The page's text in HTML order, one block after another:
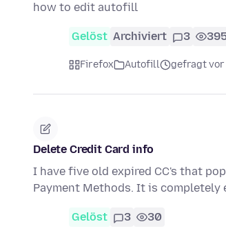
how to edit autofill
Gelöst Archiviert 3
Firefox Autofill gefragt vor
Delete Credit Card info
I have five old expired CC's that
Payment Methods. It is completely
Gelöst 3 30